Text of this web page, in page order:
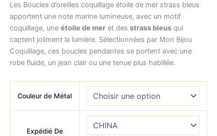
Les Boucles d’oreilles coquillage étoile de mer strass bleus
apportent une note marine lumineuse, avec un motif
coquillage, une étoile de mer et des strass bleus qui
captent joliment la lumière. Sélectionnées par Mon Bijou
Coquillage, ces boucles pendantes se portent avec une
robe fluide, un jean clair ou une tenue plus habillée.
Couleur de Métal
Expédié De